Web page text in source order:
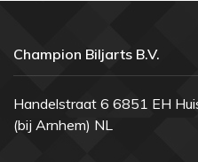
Champion Biljarts B.V.
Handelstraat 6 6851 EH
(bij Arnhem) NL